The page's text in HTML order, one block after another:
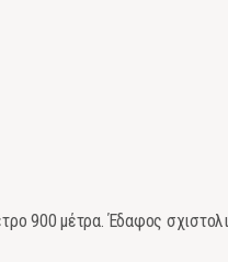
900 μέτρα. Έδαφος